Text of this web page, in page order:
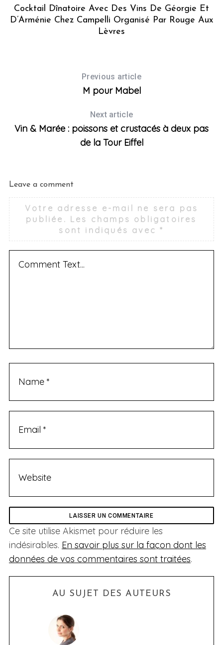
Cocktail Dînatoire Avec Des Vins De Géorgie Et
D’Arménie Chez Campelli Organisé Par Rouge Aux
Lèvres
Previous article
M pour Mabel
Next article
Vin & Marée : poissons et crustacés à deux pas
de la Tour Eiffel
Leave a comment
Votre adresse e-mail ne sera pas
publiée. Les champs obligatoires
sont indiqués avec*
Ce site utilise Akismet pour réduire les
indésirables. En savoir plus sur la façon dont les
données de vos commentaires sont traitées.
AU SUJET DES AUTEURS